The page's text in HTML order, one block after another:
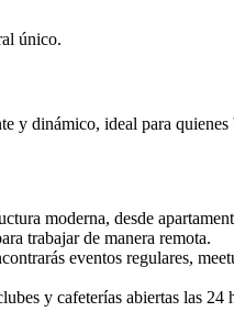
único.
dinámico, ideal para
moderna, desde
trabajar de manera remota.
eventos regulares,
y cafeterías abiertas las